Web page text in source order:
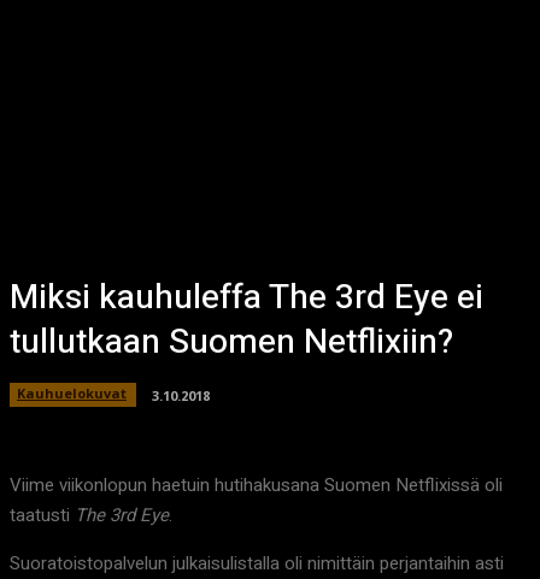
Miksi kauhuleffa The 3rd Eye ei
tullutkaan Suomen Netflixiin?
Kauhuelokuvat 3.10.2018
Viime viikonlopun haetuin hutihakusana Suomen Netflixissä oli
taatusti The 3rd Eye.
Suoratoistopalvelun julkaisulistalla oli nimittäin perjantaihin asti